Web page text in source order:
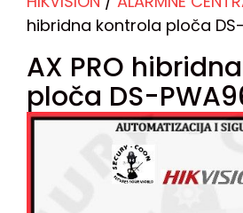
hibridna kontrola ploča
AX PRO
ploča DS-